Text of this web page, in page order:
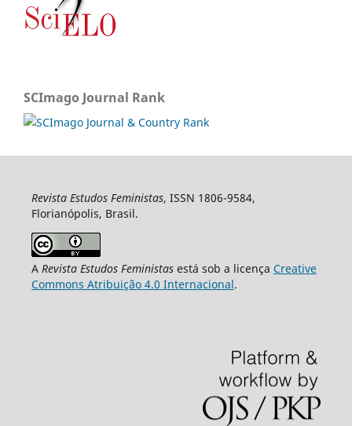
SCImago Journal Rank
Revista Estudos Feministas, ISSN 1806-9584,
Florianópolis, Brasil.
A Revista Estudos Feministasestá sob a licença Creative
Commons Atribuição 4.0 Internacional.